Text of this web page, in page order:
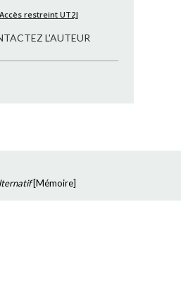
Accès restreint UT2J
L'AUTEUR
[Mémoire]